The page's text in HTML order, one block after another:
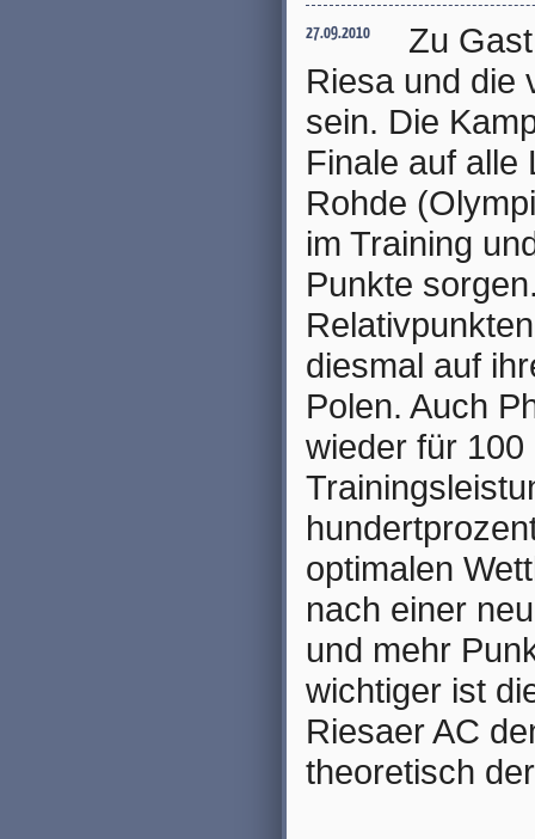
27.09.2010
Zu
Riesa und die
sein. Die
Finale auf alle
Rohde
im Training
Punkte
diesmal auf
Polen. Auch
wieder für
optimalen
nach einer
und mehr
wichtiger ist
Riesaer AC
theoretisch